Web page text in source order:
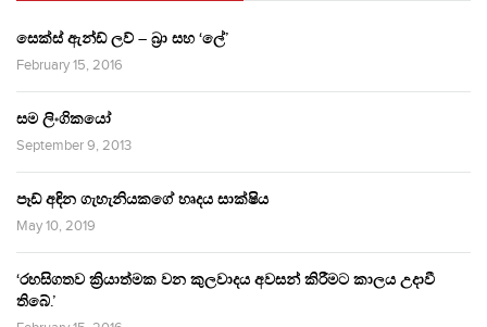
සෙක්ස් ඇන්ඩ් ලව් – බ්‍රා සහ ‘ලේ’
February 15, 2016
සම ලිංගිකයෝ
September 9, 2013
පෑඩ් අඳින ගැහැනියකගේ හෘදය සාක්ෂිය
May 10, 2019
‘රහසිගතව ක්‍රියාත්මක වන කුලවාදය අවසන් කිරීමට කාලය උදාවී
තිබේ.’